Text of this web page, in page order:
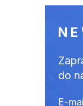
do
E-